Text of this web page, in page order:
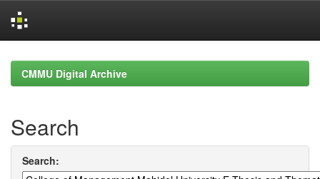
navigationCMMU Digital Archive
Search
Search: